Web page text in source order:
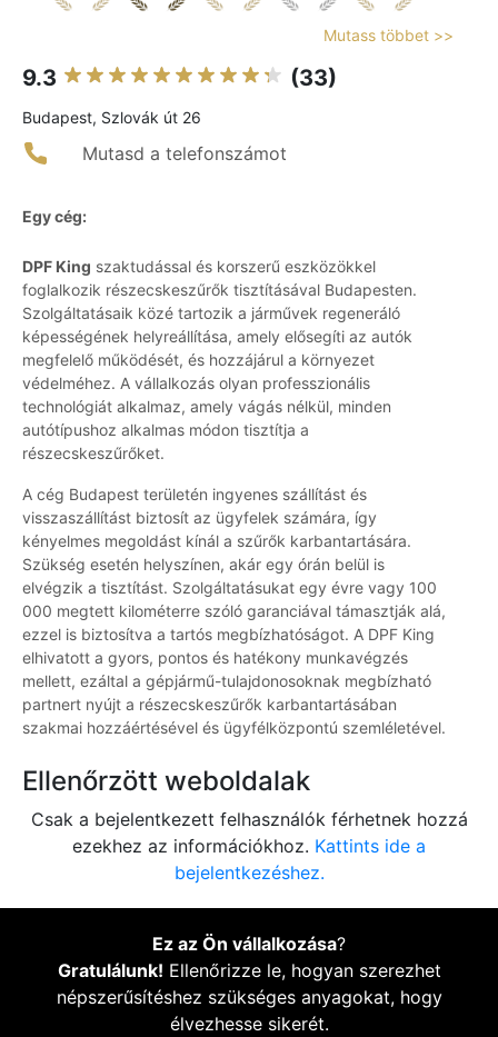
Mutass többet >>
9.3 (33)
Budapest, Szlovák út 26
Mutasd a telefonszámot
Egy cég:
DPF King szaktudással és korszerű eszközökkel
foglalkozik részecskeszűrők tisztításával Budapesten.
Szolgáltatásaik közé tartozik a járművek regeneráló
képességének helyreállítása, amely elősegíti az autók
megfelelő működését, és hozzájárul a környezet
védelméhez. A vállalkozás olyan professzionális
technológiát alkalmaz, amely vágás nélkül, minden
autótípushoz alkalmas módon tisztítja a
részecskeszűrőket.
A cég Budapest területén ingyenes szállítást és
visszaszállítást biztosít az ügyfelek számára, így
kényelmes megoldást kínál a szűrők karbantartására.
Szükség esetén helyszínen, akár egy órán belül is
elvégzik a tisztítást. Szolgáltatásukat egy évre vagy 100
000 megtett kilométerre szóló garanciával támasztják alá,
ezzel is biztosítva a tartós megbízhatóságot. A DPF King
elhivatott a gyors, pontos és hatékony munkavégzés
mellett, ezáltal a gépjármű-tulajdonosoknak megbízható
partnert nyújt a részecskeszűrők karbantartásában
szakmai hozzáértésével és ügyfélközpontú szemléletével.
Ellenőrzött weboldalak
Csak a bejelentkezett felhasználók férhetnek hozzá
ezekhez az információkhoz. Kattints ide a
bejelentkezéshez.
Ez az Ön vállalkozása?
Gratulálunk! Ellenőrizze le, hogyan szerezhet
népszerűsítéshez szükséges anyagokat, hogy
élvezhesse sikerét.